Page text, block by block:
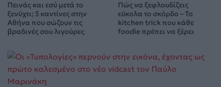
Πεινάς και εσύ μετά το
ξενύχτι; 5 καντίνες στην
Αθήνα που σώζουν τις
βραδινές σου λιγούρες
Πώς να ξεφλουδίζεις
εύκολα το σκόρδο – Το
kitchen trick που κάθε
foodie πρέπει να ξέρει